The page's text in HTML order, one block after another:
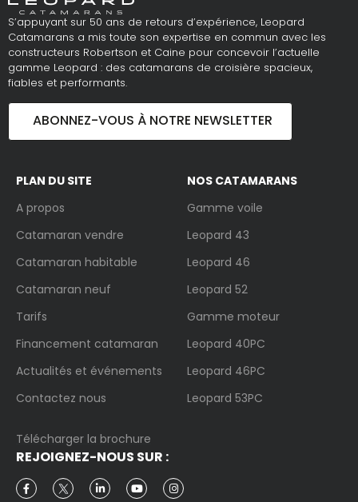
S’appuyant sur 50 ans de retours d’expérience, Leopard
Catamarans a mis toute son expertise en commun avec les
constructeurs Robertson et Caine pour concevoir l’actuelle
gamme Leopard : des catamarans de croisière spacieux,
fiables et performants.
ABONNEZ-VOUS À NOTRE NEWSLETTER
PLAN DU SITE
A propos
Catamaran vendre
Catamaran habitable
Catamaran neuf
Tarifs
Financement catamaran
Actualités et événements
Contactez nous
NOS CATAMARANS
Gamme voile
Leopard 43
Leopard 46
Leopard 52
Gamme moteur
Leopard 40PC
Leopard 46PC
Leopard 53PC
Télécharger la brochure
REJOIGNEZ-NOUS SUR :